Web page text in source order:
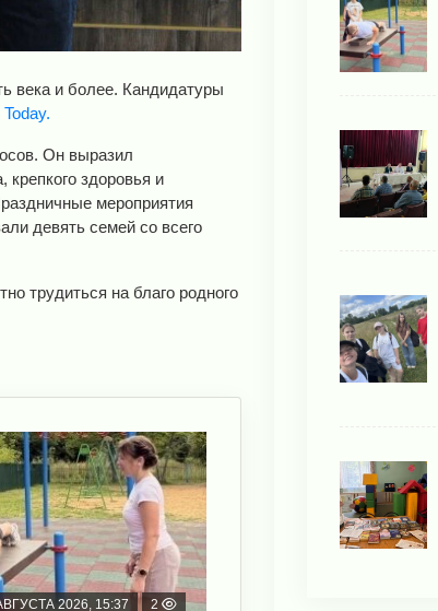
века и более. Кандидатуры
Он выразил
здоровья и
мероприятия
девять семей со всего
трудиться на благо родного
2026, 15:37 2